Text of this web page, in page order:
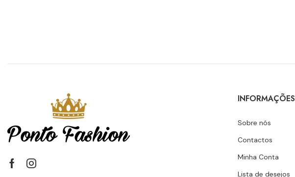
INFORMAÇÕES
Sobre nós
Contactos
Minha Conta
Lista de desejos